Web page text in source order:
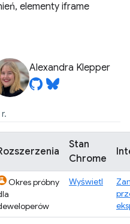
elementy iframe
Alexandra Klepper
Stan
Chrome
Okres próbny
Wyświetl